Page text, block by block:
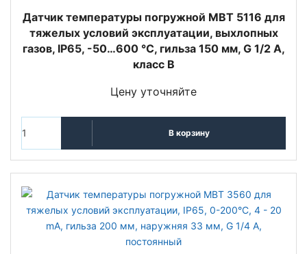
Датчик температуры погружной MBT 5116 для
тяжелых условий эксплуатации, выхлопных
газов, IP65, -50…600 °C, гильза 150 мм, G 1/2 A,
класс B
Цену уточняйте
В корзину